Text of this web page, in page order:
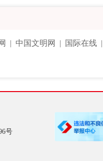
| 中国文明网 | 国际在线
号